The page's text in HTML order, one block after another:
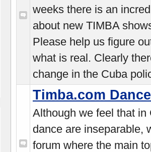
weeks there is an
about new TIMBA
Please help us figure
what is real. Clearly
change in the Cuba
Timba.com
Although we feel that in
dance are inseparable,
forum where the main